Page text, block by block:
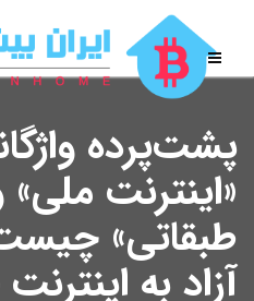
پشت‌پرده
«اینترنت ملی»
طبقاتی»
آزاد به